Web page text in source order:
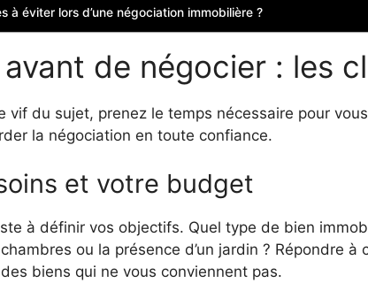
à éviter lors d’une négociation immobilière ?
de négocier : les
vif du sujet, prenez le temps nécessaire pour
la négociation en toute confiance.
et votre budget
à définir vos objectifs. Quel type de bien
ou la présence d’un jardin ? Répondre
biens qui ne vous conviennent pas.